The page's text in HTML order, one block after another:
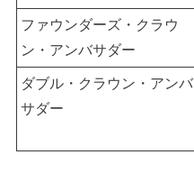
ファウンダーズ・クラウ
ン・アンバサダー
ダブル・クラウン・アンバ
サダー